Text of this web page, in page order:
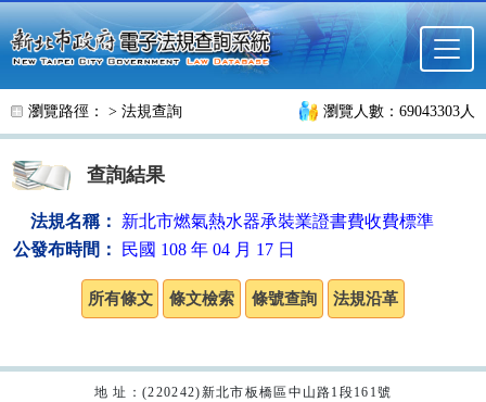
跳至主要內容
瀏覽路徑： > 法規查詢 瀏覽人數：69043303人
查詢結果
法規名稱：
新北市燃氣熱水器承裝業證書費收費標準
公發布時間：
民國 108 年 04 月 17 日
地 址：(220242)新北市板橋區中山路1段161號